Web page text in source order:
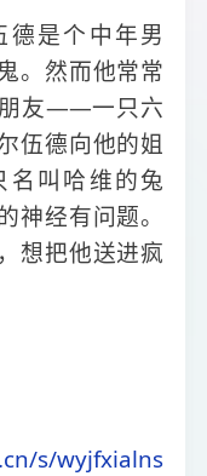
德是个中年男
。然而他常常
友——一只六
伍德向他的姐
名叫哈维的兔
神经有问题。
想把他送进疯
s/wyjfxialns